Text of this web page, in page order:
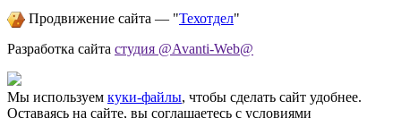
Продвижение сайта — "Техотдел"
Разработка сайта студия @Avanti-Web@
Мы используем куки-файлы, чтобы сделать сайт удобнее.
Оставаясь на сайте, вы соглашаетесь с условиями